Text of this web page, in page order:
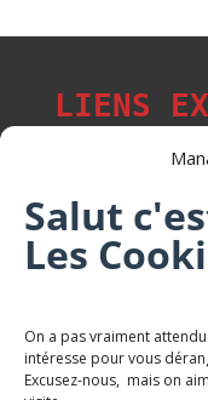
Salut
Les
On a pas vraiment
intéresse pour vous
Excusez-nous, mais on
LIENS
Les p'tits
Trail
Karaté Mont